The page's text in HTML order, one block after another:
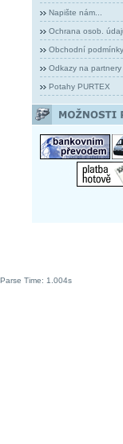
Napište nám...
Ochrana osob.
Obchodní podmínky
Odkazy na partnery
Potahy PURTEX
Parse Time: 1.004s